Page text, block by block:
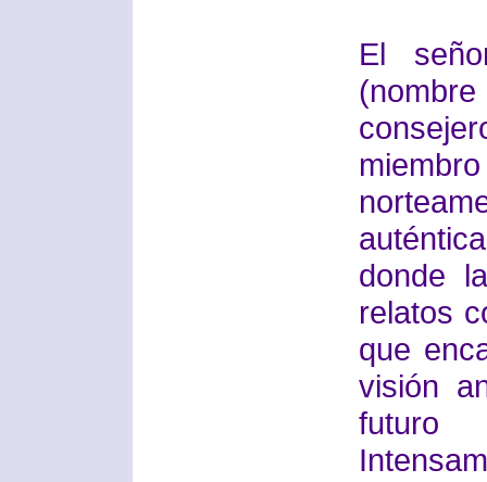
El
donde
relatos
que
visión
futuro